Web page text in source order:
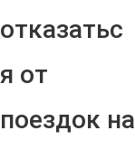
отказатьс
я от
поездок на